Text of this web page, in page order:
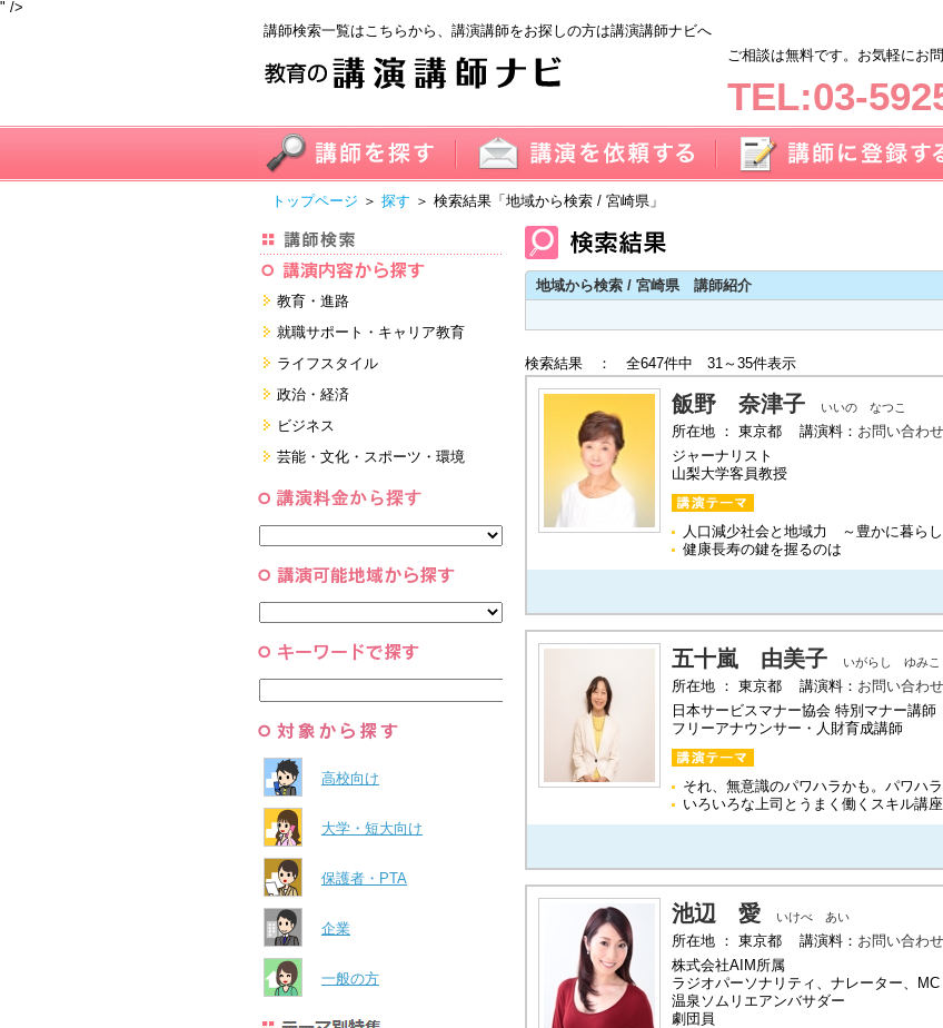
" />
講師検索一覧はこちらから、講演講師をお探しの方は講演講師ナビへ
ご相談は無料です。お気軽に
TEL:03-
トップページ ＞ 探す ＞ 検索結果 「地域から検索 / 宮崎県」
教育・進路
進学・受験
教員・保護者
すべて
就職サポート・キャリア教育
就職サポートツール対策
面接・ディスカッション・マナー
対策
ライフスタイル
健康・美容・女性・食育
看護・介護・ボランティア
すべて
政治・経済
国際
日本
ビジネス
経営・マーケティング・ファイナ
ンス
コーチング・メンタルヘルス・人
芸能・文化・スポーツ・環境
スポーツ
すべて
高校向け
大学・短大向け
保護者・PTA
企業
一般の方
地域から検索 / 宮崎県 講師紹介
検索結果 ： 全647件中 31～35件表示
飯野 奈津子 いいの なつこ
所在地 ： 東京都 講演料： お問い合わ
ジャーナリスト
山梨大学客員教授
人口減少社会と地域力 ～豊かに暮ら
健康長寿の鍵を握るのは
五十嵐 由美子 いがらし ゆみこ
所在地 ： 東京都 講演料： お問い合わ
日本サービスマナー協会 特別マナー講師
フリーアナウンサー・人財育成講師
それ、無意識のパワハラかも。パワハ
いろいろな上司とうまく働くスキル講
池辺 愛 いけべ あい
所在地 ： 東京都 講演料： お問い合わ
株式会社AIM所属
ラジオパーソナリティ、ナレーター、MC
温泉ソムリエアンバサダー
劇団員